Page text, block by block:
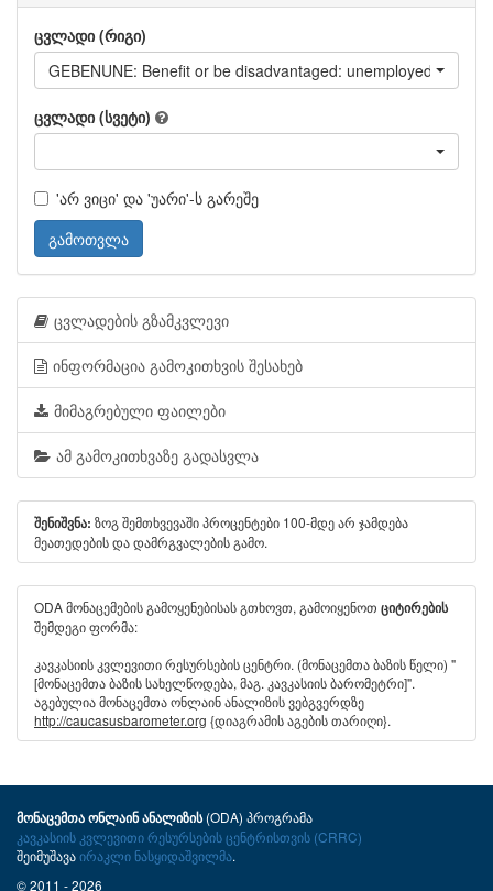
ცვლადი (რიგი)
GEBENUNE: Benefit or be disadvantaged: unemployed people
ცვლადი (სვეტი)
'არ ვიცი' და 'უარი'-ს გარეშე
გამოთვლა
ცვლადების გზამკვლევი
ინფორმაცია გამოკითხვის შესახებ
მიმაგრებული ფაილები
ამ გამოკითხვაზე გადასვლა
შენიშვნა: ზოგ შემთხვევაში პროცენტები 100-მდე არ ჯამდება
მეათედების და დამრგვალების გამო.
ODA მონაცემების გამოყენებისას გთხოვთ, გამოიყენოთ ციტირების
შემდეგი ფორმა:
კავკასიის კვლევითი რესურსების ცენტრი. (მონაცემთა ბაზის წელი) "
[მონაცემთა ბაზის სახელწოდება, მაგ. კავკასიის ბარომეტრი]".
აგებულია მონაცემთა ონლაინ ანალიზის ვებგვერდზე
http://caucasusbarometer.org {დიაგრამის აგების თარიღი}.
მონაცემთა ონლაინ ანალიზის(ODA) პროგრამა
კავკასიის კვლევითი რესურსების ცენტრისთვის (CRRC)
შეიმუშავაირაკლი ნასყიდაშვილმა.
© 2011 - 2026